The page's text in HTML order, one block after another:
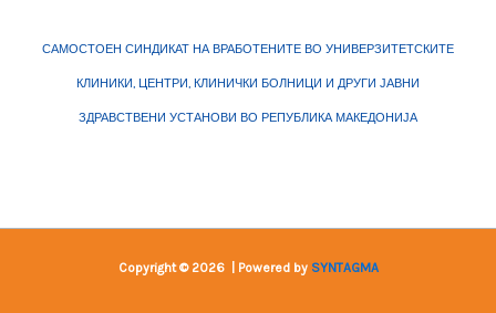
САМОСТОЕН СИНДИКАТ НА ВРАБОТЕНИТЕ ВО УНИВЕРЗИТЕТСКИТЕ
КЛИНИКИ, ЦЕНТРИ, КЛИНИЧКИ БОЛНИЦИ И ДРУГИ ЈАВНИ
ЗДРАВСТВЕНИ УСТАНОВИ ВО РЕПУБЛИКА МАКЕДОНИЈА
Copyright © 2026 | Powered by SYNTAGMA